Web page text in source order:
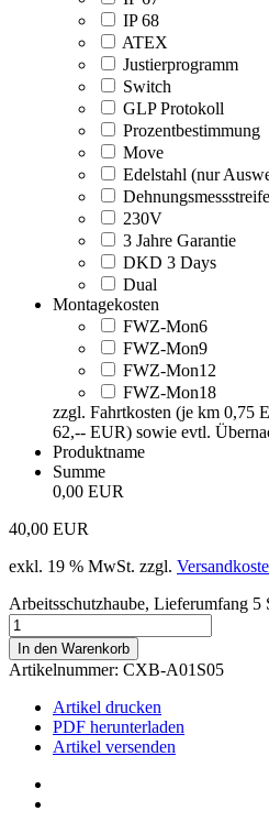
IP 68
ATEX
Justierprogramm
Switch
GLP Protokoll
Prozentbestimmung
Move
Edelstahl (nur
230V
3 Jahre Garantie
DKD 3 Days
Dual
Montagekosten
FWZ-Mon6
FWZ-Mon9
FWZ-Mon12
FWZ-Mon18
zzgl. Fahrtkosten (je km 0,75
62,-- EUR) sowie evtl.
Produktname
Summe
0,00 EUR
40,00 EUR
exkl. 19 % MwSt. zzgl.
Arbeitsschutzhaube, Lieferumfang 5
In den Warenkorb
Artikelnummer: CXB-A01S05
Artikel drucken
PDF herunterladen
Artikel versenden